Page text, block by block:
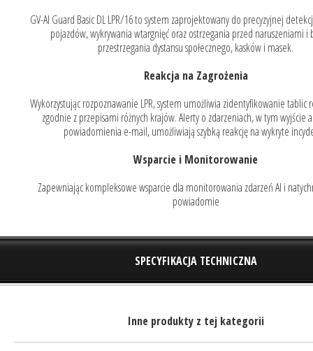
GV-AI Guard Basic DL LPR/16 to system zaprojektowany do precyzyjnej
pojazdów, wykrywania wtargnięć oraz ostrzegania przed naruszeniami i
przestrzegania dystansu społecznego, kasków i masek.
Reakcja na Zagrożenia
Wykorzystując rozpoznawanie LPR, system umożliwia zidentyfikowanie tablic
zgodnie z przepisami różnych krajów. Alerty o zdarzeniach, w tym wyjście
powiadomienia e-mail, umożliwiają szybką reakcję na wykryte
Wsparcie i Monitorowanie
Zapewniając kompleksowe wsparcie dla monitorowania zdarzeń AI i
powiadomie
SPECYFIKACJA TECHNICZNA
Inne produkty z tej kategorii